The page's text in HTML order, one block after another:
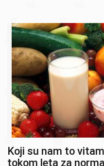
Koji su nam to
tokom leta za